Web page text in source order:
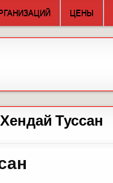
ЦЕНЫ
Туссан